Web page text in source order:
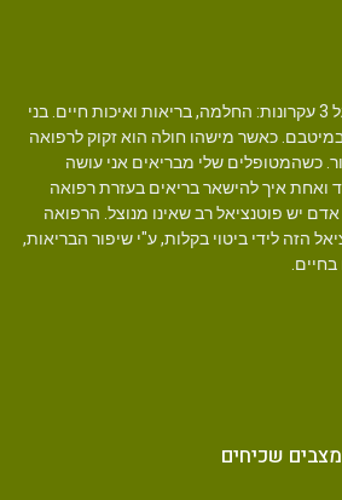
האני מאמין שלי מתבסס על 3 עקרונות: החלמה, בריאות ואיכות חיים. בני
כאשר מישהו חולה הוא זקוק לרפואה
כשהמטופלים שלי מבריאים אני עושה
ואחת איך להישאר בריאים בעזרת רפואה
אדם יש פוטנציאל רב שאינו מנוצל. הרפואה
הזה לידי ביטוי בקלות, ע"י שיפור הבריאות,
שכיחים